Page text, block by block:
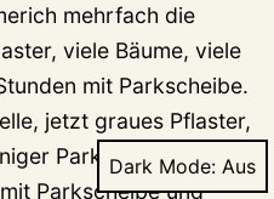
mehrfach die
viele Bäume, viele
mit Parkscheibe.
jetzt graues Pflaster,
Parkplätze, nur
Parkscheibe und
Dark Mode: